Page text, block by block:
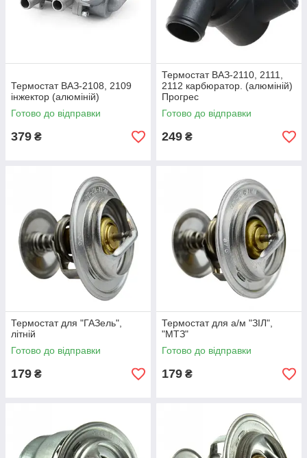
Термостат ВАЗ-2108, 2109
інжектор (алюміній)
Готово до відправки
379 ₴
Термостат ВАЗ-2110, 2111,
2112 карбюратор. (алюміній)
Прогрес
Готово до відправки
249 ₴
Термостат для "ГАЗель",
літній
Готово до відправки
179 ₴
Термостат для а/м "ЗІЛ",
"МТЗ"
Готово до відправки
179 ₴